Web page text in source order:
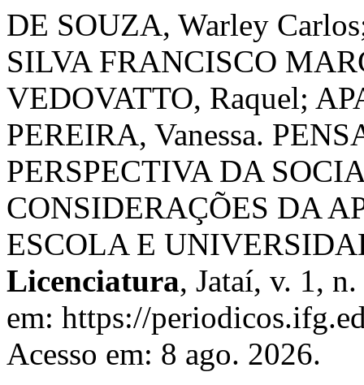
DE SOUZA, Warley
SILVA FRANCISCO
VEDOVATTO, Raquel;
PEREIRA, Vanessa.
PERSPECTIVA DA
CONSIDERAÇÕES DA
ESCOLA E
Licenciatura, Jataí, v. 1,
em: https://
Acesso em: 8 ago. 2026.